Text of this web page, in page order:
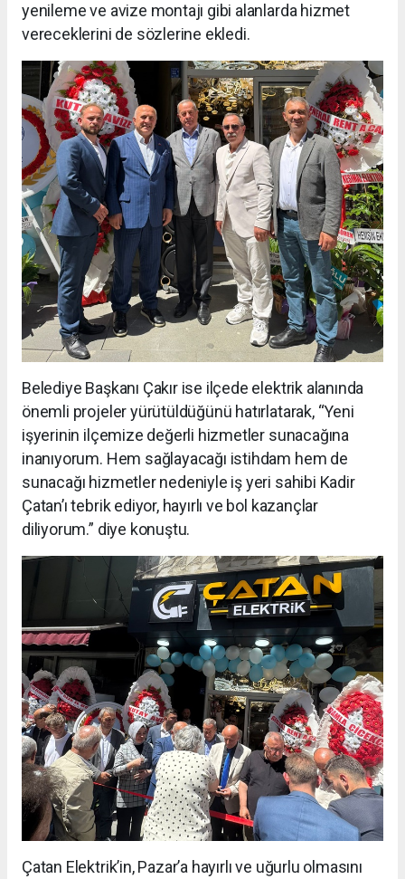
yenileme ve avize montajı gibi alanlarda hizmet
vereceklerini de sözlerine ekledi.
Belediye Başkanı Çakır ise ilçede elektrik alanında
önemli projeler yürütüldüğünü hatırlatarak, “Yeni
işyerinin ilçemize değerli hizmetler sunacağına
inanıyorum. Hem sağlayacağı istihdam hem de
sunacağı hizmetler nedeniyle iş yeri sahibi Kadir
Çatan’ı tebrik ediyor, hayırlı ve bol kazançlar
diliyorum.” diye konuştu.
Çatan Elektrik’in, Pazar’a hayırlı ve uğurlu olmasını